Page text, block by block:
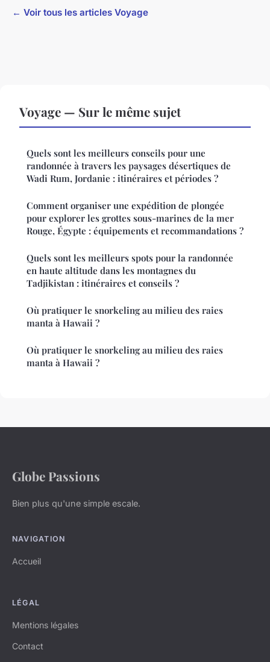
← Voir tous les articles Voyage
Voyage — Sur le même sujet
Quels sont les meilleurs conseils pour une
randonnée à travers les paysages désertiques de
Wadi Rum, Jordanie : itinéraires et périodes ?
Comment organiser une expédition de plongée
pour explorer les grottes sous-marines de la mer
Rouge, Égypte : équipements et recommandations ?
Quels sont les meilleurs spots pour la randonnée
en haute altitude dans les montagnes du
Tadjikistan : itinéraires et conseils ?
Où pratiquer le snorkeling au milieu des raies
manta à Hawaii ?
Où pratiquer le snorkeling au milieu des raies
manta à Hawaii ?
Globe Passions
Bien plus qu'une simple escale.
NAVIGATION
Accueil
LÉGAL
Mentions légales
Contact